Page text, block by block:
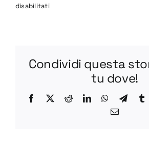
disabilitatisu
STEP
Condividi questa
tu dove!
Facebook
X RedditLinkedInWhatsApp
Email